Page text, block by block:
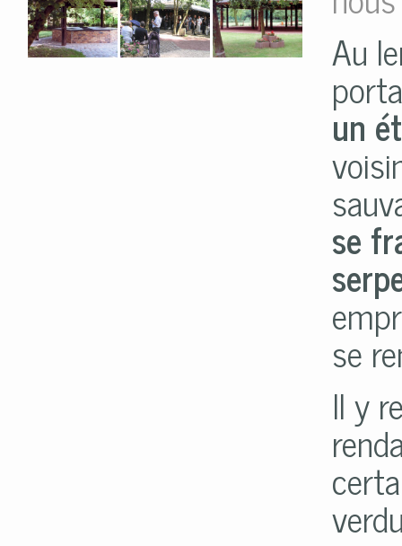
Au
un
se
se
Il y